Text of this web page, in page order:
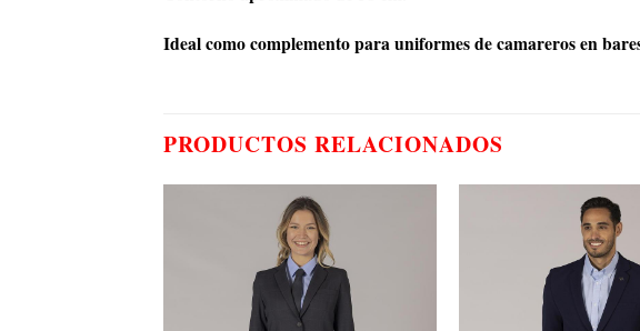
Ideal como complemento para uniformes de camareros en
PRODUCTOS RELACIONADOS